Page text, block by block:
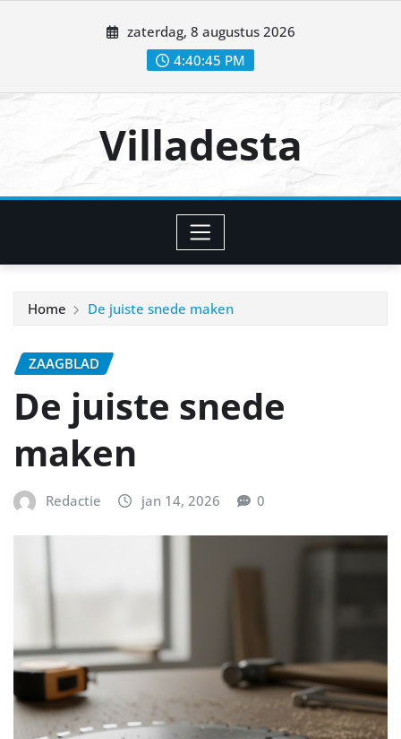
zaterdag, 8 augustus 2026
4:40:46 PM
Villadesta
Home De juiste snede maken
ZAAGBLAD
De juiste snede
maken
Redactie jan 14, 2026 0